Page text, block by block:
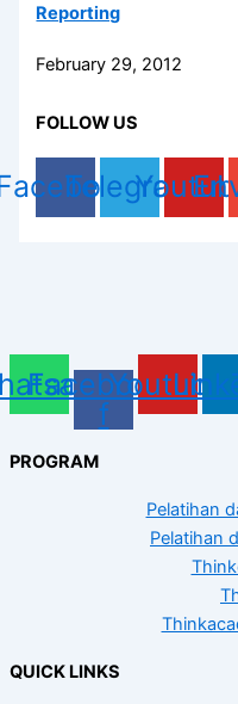
Reporting
February 29, 2012
FOLLOW US
Telegram
Facebook-
f
Youtube
PROGRAM
Pelatihan
Pelatihan
QUICK LINKS